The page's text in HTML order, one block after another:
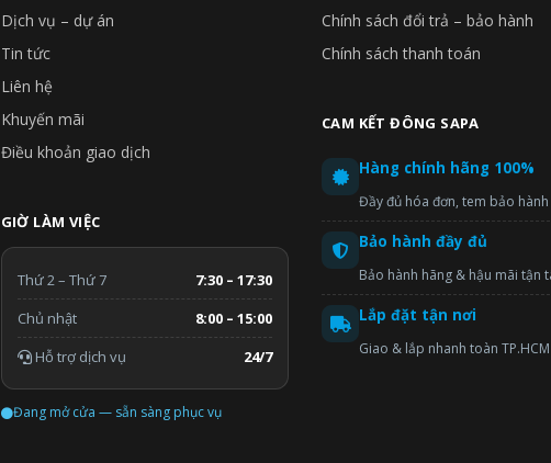
Dịch vụ – dự án
Tin tức
Liên hệ
Khuyến mãi
Điều khoản giao dịch
GIỜ LÀM VIỆC
Thứ 2 – Thứ 7
7:30 – 17:30
Chủ nhật
8:00 – 15:00
Hỗ trợ dịch vụ
24/7
Đang mở cửa — sẵn sàng phục vụ
Chính sách đổi trả – bảo hành
Chính sách thanh toán
CAM KẾT ĐÔNG SAPA
Hàng chính hãng 100%
Đầy đủ hóa đơn, tem bảo hành
Bảo hành đầy đủ
Bảo hành hãng & hậu mãi tận
Lắp đặt tận nơi
Giao & lắp nhanh toàn TP.HCM